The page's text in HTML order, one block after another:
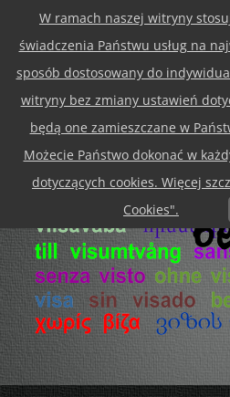
W ramach naszej witryny
świadczenia Państwu usług na
sposób dostosowany do
witryny bez zmiany ustawień
będą one zamieszczane w
Możecie Państwo dokonać w
dotyczących cookies. Więcej
Cookies".